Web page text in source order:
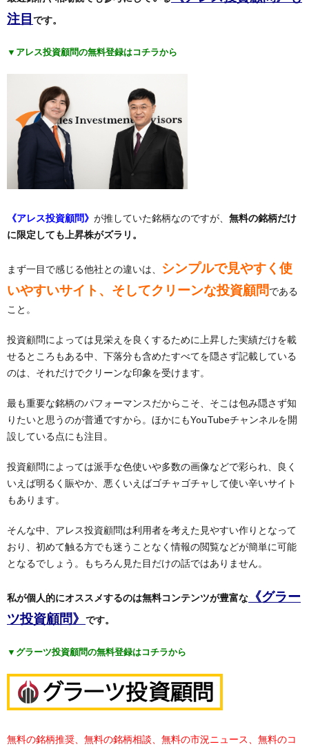
注目 です。
▼アレス投資顧問の無料登録はコチラから
《アレス投資顧問》 が推していた銘柄なのですが、 無料の銘柄だけ
に限定しても上昇株がズラリ。
まず一目で感じる他社との違いは、
シンプルで見やすく使
いやすいサイト、そしてクリーンな投資顧問である
こと。
投資顧問によっては見栄えを良くするために上昇した実績だけを載
せるところもある中、下落分も含めたすべてを隠さず記載している
のは、それだけでクリーンな印象を受けます。
最も重要な銘柄のパフォーマンスだからこそ、そこは包み隠さず知
りたいと思うのが普通ですから。ほかにもYouTubeチャンネルを開
設している点にも注目。
投資顧問によっては派手な色使いや多数の画像などで彩られ、良く
いえば明るく賑やか、悪くいえばゴチャゴチャして使い辛いサイト
もあります。
そんな中、アレス投資顧問は利用者を考えた見やすい作りとなって
おり、初めて触る方でも迷うことなく情報の閲覧などが簡単に可能
となるでしょう。もちろん見た目だけの話ではありません。
私が個人的にオススメするのは無料コンテンツが豊富な 《グラー
ツ投資顧問》 です。
▼グラーツ投資顧問の無料登録はコチラから
無料の銘柄推奨、無料の銘柄相談、無料の市況ニュース、無料のコ